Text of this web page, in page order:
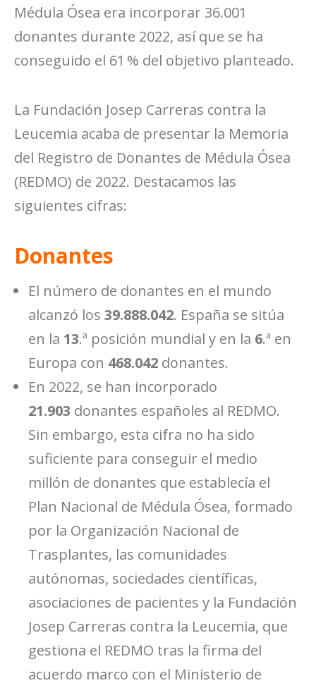
Médula Ósea era incorporar 36.001
donantes durante 2022, así que se ha
conseguido el 61 % del objetivo planteado.
La Fundación Josep Carreras contra la
Leucemia acaba de presentar la Memoria
del Registro de Donantes de Médula Ósea
(REDMO) de 2022. Destacamos las
siguientes cifras:
Donantes
El número de donantes en el mundo
alcanzó los 39.888.042. España se sitúa
en la 13.ª posición mundial y en la 6.ª en
Europa con 468.042 donantes.
En 2022, se han incorporado
21.903 donantes españoles al REDMO.
Sin embargo, esta cifra no ha sido
suficiente para conseguir el medio
millón de donantes que establecía el
Plan Nacional de Médula Ósea, formado
por la Organización Nacional de
Trasplantes, las comunidades
autónomas, sociedades científicas,
asociaciones de pacientes y la Fundación
Josep Carreras contra la Leucemia, que
gestiona el REDMO tras la firma del
acuerdo marco con el Ministerio de